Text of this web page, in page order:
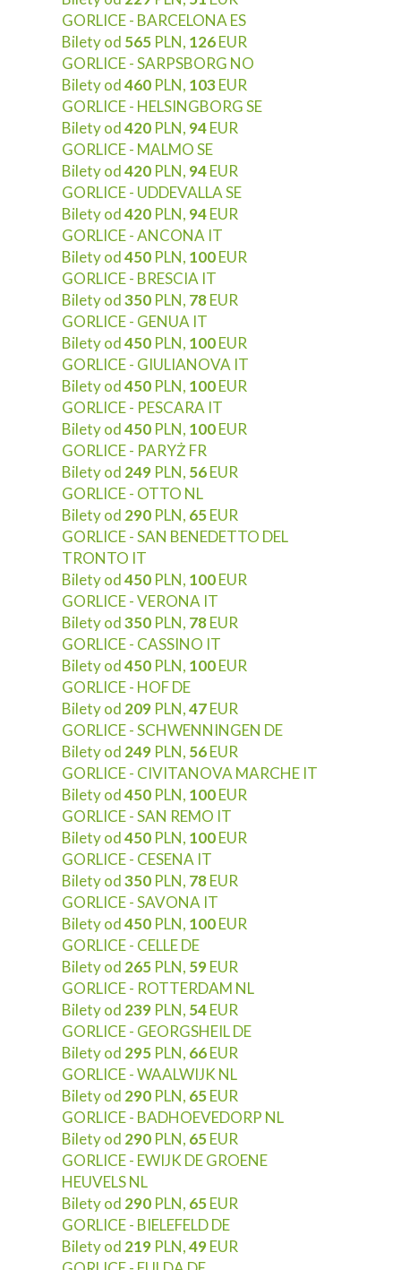
GORLICE - BARCELONA ES
Bilety od 565 PLN, 126EUR
GORLICE - SARPSBORG NO
Bilety od460 PLN, 103EUR
GORLICE - HELSINGBORG SE
Bilety od420 PLN, 94EUR
GORLICE - MALMO SE
Bilety od420 PLN, 94EUR
GORLICE - UDDEVALLA SE
Bilety od420 PLN, 94EUR
GORLICE - ANCONA IT
Bilety od450 PLN, 100EUR
GORLICE - BRESCIA IT
Bilety od350 PLN, 78EUR
GORLICE - GENUA IT
Bilety od450 PLN, 100EUR
GORLICE - GIULIANOVA IT
Bilety od450 PLN, 100EUR
GORLICE - PESCARA IT
Bilety od450 PLN, 100EUR
GORLICE - PARYŻ FR
Bilety od 249 PLN, 56EUR
GORLICE - OTTO NL
Bilety od 290 PLN, 65EUR
GORLICE - SAN BENEDETTO DEL
TRONTO IT
Bilety od450 PLN, 100EUR
GORLICE - VERONA IT
Bilety od350 PLN, 78EUR
GORLICE - CASSINO IT
Bilety od450 PLN, 100EUR
GORLICE - HOF DE
Bilety od 209 PLN,47EUR
GORLICE - SCHWENNINGEN DE
Bilety od 249 PLN, 56EUR
GORLICE - CIVITANOVA MARCHE IT
Bilety od450 PLN, 100EUR
GORLICE - SAN REMO IT
Bilety od450 PLN, 100EUR
GORLICE - CESENA IT
Bilety od350 PLN, 78EUR
GORLICE - SAVONA IT
Bilety od450 PLN, 100EUR
GORLICE - CELLE DE
Bilety od 265 PLN, 59EUR
GORLICE - ROTTERDAM NL
Bilety od 239 PLN, 54EUR
GORLICE - GEORGSHEIL DE
Bilety od 295 PLN, 66EUR
GORLICE - WAALWIJK NL
Bilety od 290 PLN, 65EUR
GORLICE - BADHOEVEDORP NL
Bilety od 290 PLN, 65EUR
GORLICE - EWIJK DE GROENE
HEUVELS NL
Bilety od 290 PLN, 65EUR
GORLICE - BIELEFELD DE
Bilety od 219 PLN,49EUR